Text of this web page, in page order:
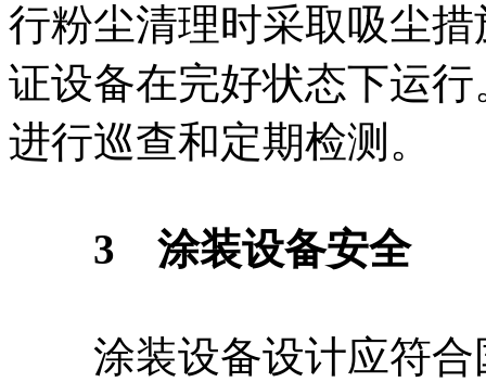
行粉尘清理时采取吸尘
证设备在完好状态下运
进行巡查和定期检测。
3 涂装设备安全
涂装设备设计应符合